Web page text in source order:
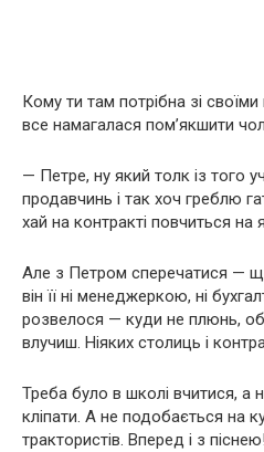
Кому ти там потрібна зі
все намагалася пом’якшити
— Петре, ну який толк із того
продавчинь і так хоч греблю
хай на контракті повчиться
Але з Петром сперечатися —
він її ні менеджеркою, ні
розвелося — куди не плюнь,
влучиш. Ніяких столиць і
Треба було в школі вчитися, а
кліпати. А не подобається на
трактористів. Вперед і з піснею!